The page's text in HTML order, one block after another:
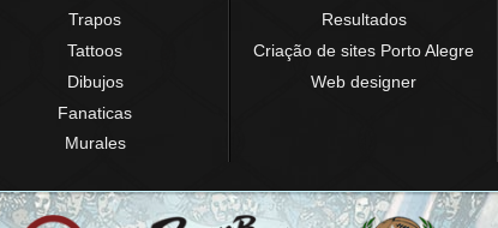
Trapos
Tattoos
Dibujos
Fanaticas
Murales
Resultados
Criação de sites Porto Alegre
Web designer